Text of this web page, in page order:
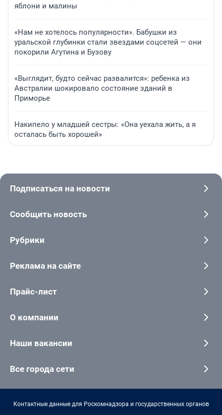
яблони и малины
«Нам не хотелось популярности». Бабушки из
уральской глубинки стали звездами соцсетей — они
покорили Агутина и Бузову
«Выглядит, будто сейчас развалится»: ребенка из
Австралии шокировало состояние зданий в
Приморье
Накипело у младшей сестры: «Она уехала жить, а я
осталась быть хорошей»
Подписаться на новости
Сообщить новость
Рубрики
Реклама на сайте
Прайс-лист
О компании
Наши вакансии
Все города сети
Контактные данные для Роскомнадзора и государственных органов